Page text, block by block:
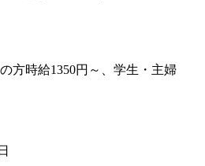
方時給1350円～、学生・主婦